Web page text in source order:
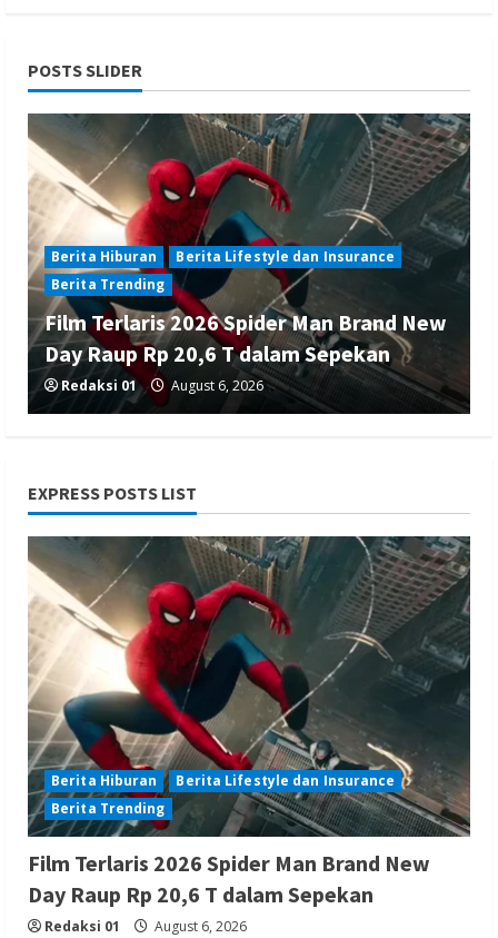
POSTS SLIDER
Berita Hiburan
Berita Lifestyle dan Insurance
Berita Trending
Film Terlaris 2026 Spider Man Brand New
Day Raup Rp 20,6 T dalam Sepekan
Redaksi 01 August 6, 2026
Berita Ekonomi dan Bisnis
Berita Nasional
Berita Terbaru
Gubernur Banten Andra Soni Tata
Kawasan Zona Industri Serang Barat
Redaksi 01 August 6, 2026
Berita Agama Berita Nasional
Berita TNI/POLRI
Berita Trending
Kapolres Tangsel Hadiri Perayaan HUT
Vihara Boen Hay Bio, Perkuat Sinergitas
EXPRESS POSTS LIST
Berita Hiburan
Berita Lifestyle dan Insurance
Berita Trending
Film Terlaris 2026 Spider Man Brand New
Day Raup Rp 20,6 T dalam Sepekan
Redaksi 01 August 6, 2026